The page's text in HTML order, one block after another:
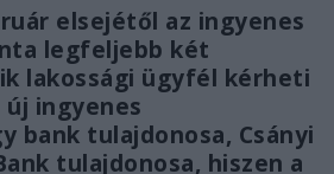
elsejétől az ingyenes
legfeljebb két
lakossági ügyfél kérheti
ingyenes
bank tulajdonosa, Csányi
tulajdonosa, hiszen a